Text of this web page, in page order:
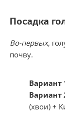
Посадка
Во-первых,
почву.
Вариант
Вариант
(хвои) +